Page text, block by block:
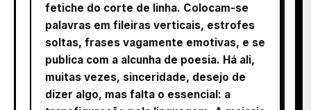
fetiche do corte de linha. Colocam-se
palavras em fileiras verticais, estrofes
soltas, frases vagamente emotivas, e se
publica com a alcunha de poesia. Há ali,
muitas vezes, sinceridade, desejo de
dizer algo, mas falta o essencial: a